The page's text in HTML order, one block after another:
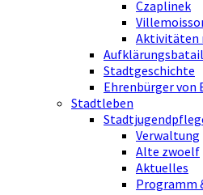
Czaplinek
Aktivitäten
Stadtgeschichte
Ehrenbürger von
Stadtleben
Verwaltung
Alte zwoelf
Aktuelles
Programm